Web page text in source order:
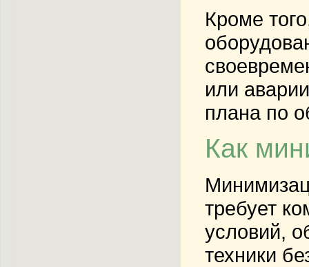
Кроме
или
плана по
Как
требует
условий,
техники